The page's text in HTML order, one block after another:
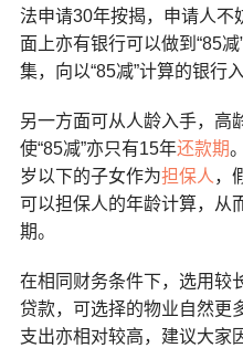
法申请30年按揭，申请人不
面上亦有银行可以做到“85减
集，向以“85减”计算的银行入
另一方面可从人龄入手，高
使“85减”亦只有15年还款期
岁以下的子女作为担保人 ，
可以担保人的年龄计算，从
期。
在相同财务条件下，选用较
贷款，可选择的物业自然更
支出亦相对较高，建议大家